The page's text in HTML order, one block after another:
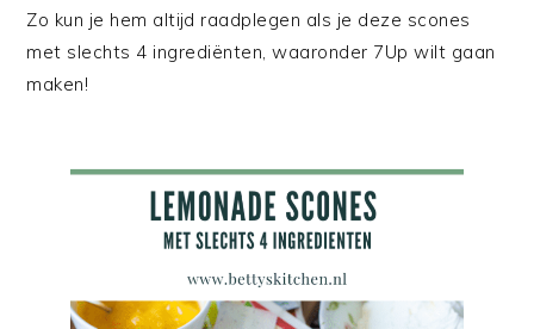
Zo kun je hem altijd raadplegen als je deze scones
met slechts 4 ingrediënten, waaronder 7Up wilt gaan
maken!